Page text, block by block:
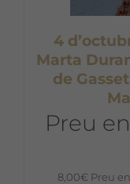
4
Marta
de
Preu
8,00€ Preu